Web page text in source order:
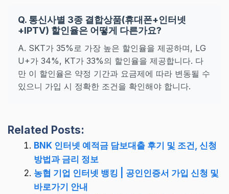
Q. 통신사별 3종 결합상품(휴대폰+인터넷
+IPTV) 할인율은 어떻게 다른가요?
A. SKT가 35%로 가장 높은 할인율을 제공하며, LG
U+가 34%, KT가 33%의 할인율을 제공합니다. 다
만 이 할인율은 약정 기간과 요금제에 따라 변동될 수
있으니 가입 시 정확한 조건을 확인해야 합니다.
Related Posts:
BNK 인터넷 예적금 담보대출 후기 및 조건, 신청
방법과 금리 정보
농협 기업 인터넷 뱅킹 | 공인인증서 가입 신청 및
바로가기 안내